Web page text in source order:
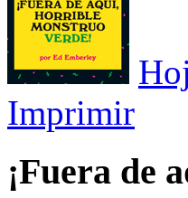
Imprimir
¡Fuera de